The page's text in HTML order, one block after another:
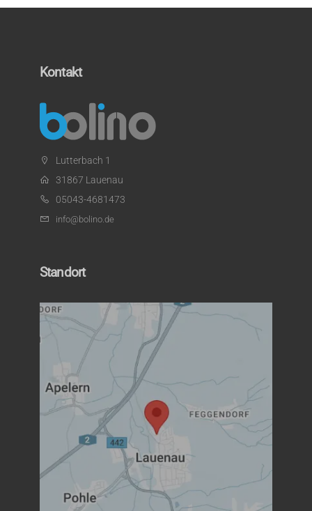
Kontakt
Lutterbach 1
31867 Lauenau
05043-4681473
info@bolino.de
Standort